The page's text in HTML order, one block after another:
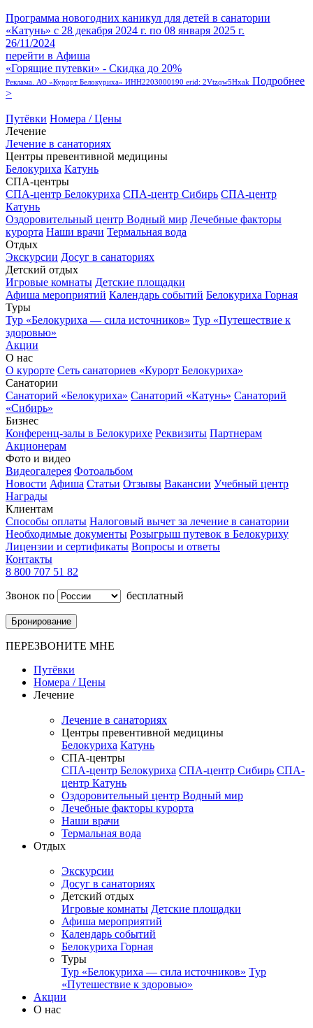
Программа новогодних каникул для детей в санатории
«Катунь» с 28 декабря 2024 г. по 08 января 2025 г.
26/11/2024
перейти в Афиша
«Горящие путевки» - Скидка до 20%
Реклама. АО «Курорт Белокуриха» ИНН2203000190 erid: 2Vtzqw5Hxak Подробнее
>
Путёвки Номера / Цены
Лечение
Лечение в санаториях
Центры превентивной медицины
Белокуриха Катунь
СПА-центры
СПА-центр Белокуриха СПА-центр Сибирь СПА-центр
Катунь
Оздоровительный центр Водный мир Лечебные факторы
курорта Наши врачи Термальная вода
Отдых
Экскурсии Досуг в санаториях
Детский отдых
Игровые комнаты Детские площадки
Афиша мероприятий Календарь событий Белокуриха Горная
Туры
Тур «Белокуриха — сила источников» Тур «Путешествие к
здоровью»
Акции
О нас
О курорте Сеть санаториев «Курорт Белокуриха»
Санатории
Санаторий «Белокуриха» Санаторий «Катунь» Санаторий
«Сибирь»
Бизнес
Конференц-залы в Белокурихе Реквизиты Партнерам
Акционерам
Фото и видео
Видеогалерея Фотоальбом
Новости Афиша Статьи Отзывы Вакансии Учебный центр
Награды
Клиентам
Способы оплаты Налоговый вычет за лечение в санатории
Необходимые документы Розыгрыш путевок в Белокуриху
Лицензии и сертификаты Вопросы и ответы
Контакты
8 800 707 51 82
Звонок по
бесплатный
Бронирование
ПЕРЕЗВОНИТЕ МНЕ
Путёвки
Номера / Цены
Лечение
Лечение в санаториях
Центры превентивной медицины
Белокуриха Катунь
СПА-центры
СПА-центр Белокуриха СПА-центр Сибирь СПА-
центр Катунь
Оздоровительный центр Водный мир
Лечебные факторы курорта
Наши врачи
Термальная вода
Отдых
Экскурсии
Досуг в санаториях
Детский отдых
Игровые комнаты Детские площадки
Афиша мероприятий
Календарь событий
Белокуриха Горная
Туры
Тур «Белокуриха — сила источников» Тур
«Путешествие к здоровью»
Акции
О нас